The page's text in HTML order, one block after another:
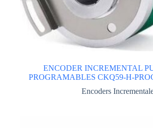
ENCODER INCREMENTAL
PROGRAMABLES CKQ59-H-
Encoders